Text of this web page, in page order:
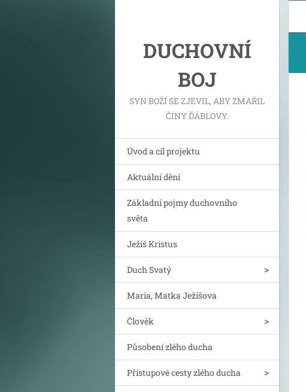
DUCHOVNÍ
BOJ
SYN BOŽÍ SE ZJEVIL, ABY ZMAŘIL
ČINY ĎÁBLOVY.
Úvod a cíl projektu
Aktuální dění
Základní pojmy duchovního
světa
Ježíš Kristus
Duch Svatý
Maria, Matka Ježíšova
Člověk
Působení zlého ducha
Přístupové cesty zlého ducha